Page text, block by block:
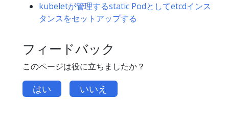
kubeletが管理するstatic Podとしてetcdインス
タンスをセットアップする
フィードバック
このページは役に立ちましたか？
はい いいえ